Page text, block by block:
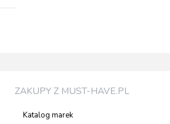
ZAKUPY Z MUST-HAVE.PL
Katalog marek